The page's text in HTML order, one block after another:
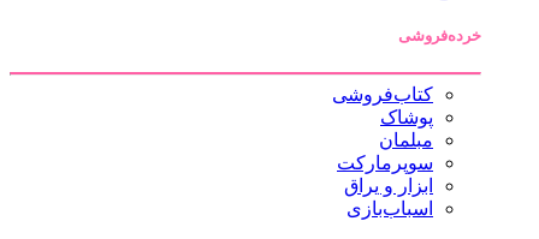
خرده‌فروشی
کتاب‌فروشی
پوشاک
مبلمان
سوپرمارکت
ابزار و یراق
اسباب‌بازی